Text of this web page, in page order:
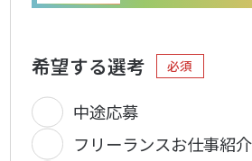
希望する選考 必須
中途応募
フリーランスお仕事紹